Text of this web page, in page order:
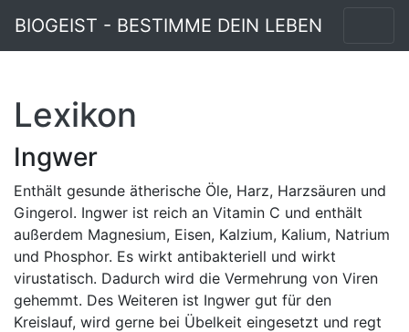
BIOGEIST - BESTIMME DEIN LEBEN
Lexikon
Ingwer
Enthält gesunde ätherische Öle, Harz, Harzsäuren und
Gingerol. Ingwer ist reich an Vitamin C und enthält
außerdem Magnesium, Eisen, Kalzium, Kalium, Natrium
und Phosphor. Es wirkt antibakteriell und wirkt
virustatisch. Dadurch wird die Vermehrung von Viren
gehemmt. Des Weiteren ist Ingwer gut für den
Kreislauf, wird gerne bei Übelkeit eingesetzt und regt